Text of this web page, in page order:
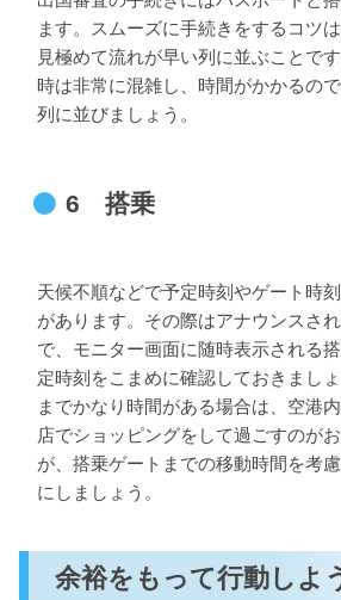
ます。スムーズに手続きをするコツ
見極めて流れが早い列に並ぶことで
時は非常に混雑し、時間がかかるの
列に並びましょう。
6 搭乗
天候不順などで予定時刻やゲート時
があります。その際はアナウンスさ
で、モニター画面に随時表示される
定時刻をこまめに確認しておきまし
までかなり時間がある場合は、空港
店でショッピングをして過ごすのが
が、搭乗ゲートまでの移動時間を考
にしましょう。
余裕をもって行動しよ